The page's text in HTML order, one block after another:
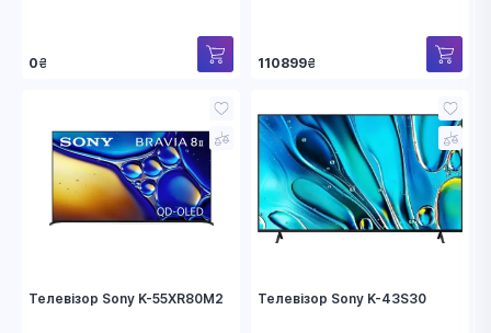
0₴ 110899₴
Телевізор Sony K-55XR80M2 Телевізор Sony K-43S30